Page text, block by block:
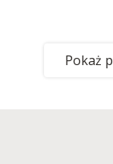
Pokaż